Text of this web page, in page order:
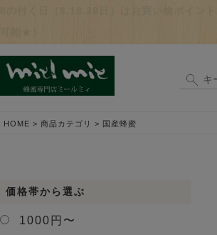
HOME 商品カテゴリ 国産蜂蜜
価格帯から選ぶ
1000円〜